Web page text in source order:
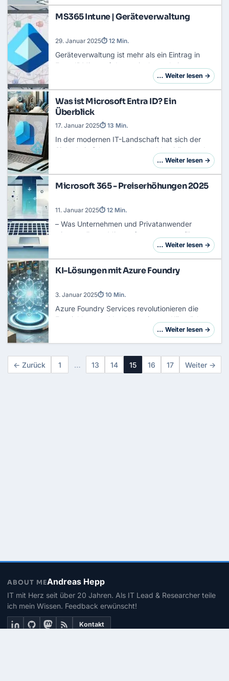
Kollaborationsstruktur…
MS365 Intune | Geräteverwaltung
Geräteverwaltung ist mehr als ein Eintrag in
Entra IDMicrosoft Intune ist heute kein
Zusatzwerkzeug mehr, das man nebenbei in
Kon…
29. Januar 2025⏱ 12 Min.
… Weiter lesen →
Was ist Microsoft Entra ID? Ein
Überblick
In der modernen IT-Landschaft hat sich der
Sicherheitsfokus verschoben: Identitäts- und
Zugriffsmanagement (IAM) ist nicht mehr nur
Perime…
17. Januar 2025⏱ 13 Min.
… Weiter lesen →
Microsoft 365 - Preiserhöhungen 2025
– Was Unternehmen und Privatanwender
wissen müssen Microsoft sorgt erneut für
Diskussionen: Für das Jahr 2025 sind teils
und mehrere …
11. Januar 2025⏱ 12 Min.
… Weiter lesen →
KI-Lösungen mit Azure Foundry
Azure Foundry Services revolutionieren die
Entwicklung und Implementierung Künstlicher
Intelligenz (KI) in Unternehmen. Microsoft
3. Januar 2025⏱ 10 Min.
… Weiter lesen →
← Zurück 1 … 13 14 15 16 17 Weiter →
ABOUT MEAndreas Hepp
IT mit Herz seit über 20 Jahren. Als IT Lead & Researcher teile
ich mein Wissen. Feedback erwünscht!
Kontakt